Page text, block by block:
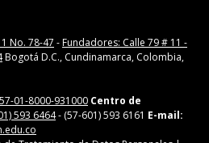
No. 78-47 -Fundadores: Calle 79 # 11 -
Bogotá D.C., Cundinamarca, Colombia,
01-8000-931000 Centro de
593 6464- (57-601) 593 6161 E-mail: